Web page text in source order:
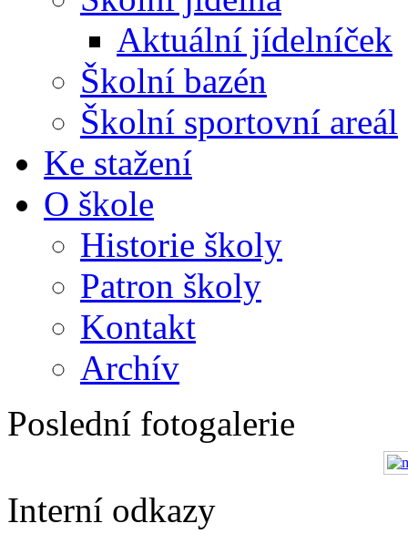
Aktuální jídelníček
Školní bazén
Školní sportovní areál
Ke stažení
O škole
Historie školy
Patron školy
Kontakt
Archív
Poslední fotogalerie
Interní odkazy